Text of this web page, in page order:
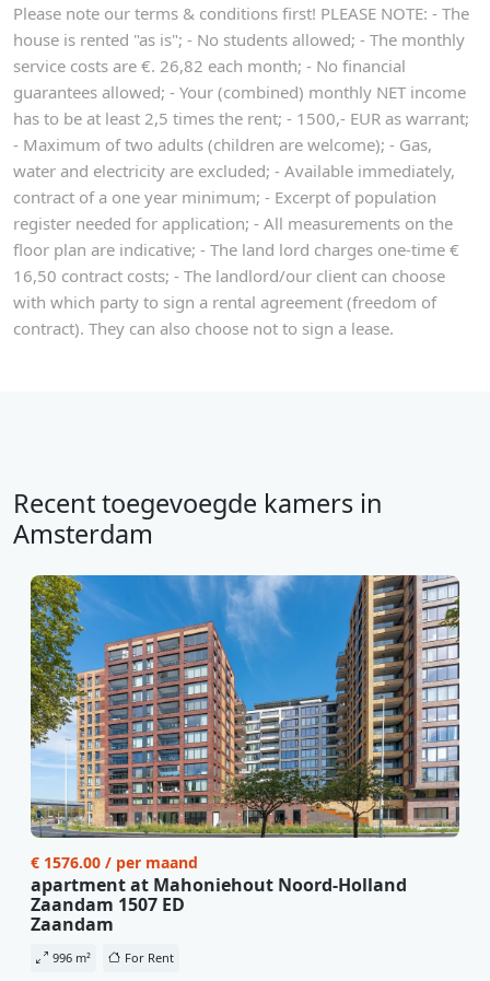
Please note our terms & conditions first! PLEASE NOTE: - The
house is rented "as is"; - No students allowed; - The monthly
service costs are €. 26,82 each month; - No financial
guarantees allowed; - Your (combined) monthly NET income
has to be at least 2,5 times the rent; - 1500,- EUR as warrant;
- Maximum of two adults (children are welcome); - Gas,
water and electricity are excluded; - Available immediately,
contract of a one year minimum; - Excerpt of population
register needed for application; - All measurements on the
floor plan are indicative; - The land lord charges one-time €
16,50 contract costs; - The landlord/our client can choose
with which party to sign a rental agreement (freedom of
contract). They can also choose not to sign a lease.
Recent toegevoegde kamers in
Amsterdam
€ 1576.00 / per maand
apartment at Mahoniehout Noord-Holland
Zaandam 1507 ED
Zaandam
996 m² For Rent